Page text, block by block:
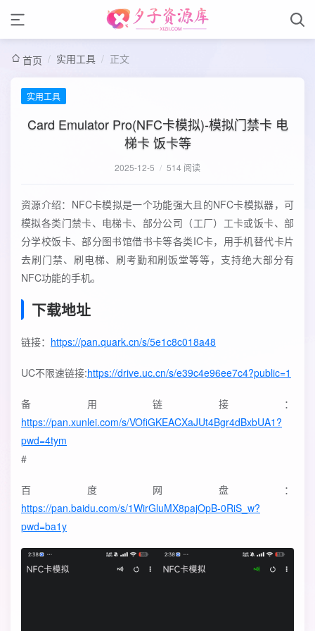
首页 / 实用工具 / 正文
实用工具
Card Emulator Pro(NFC卡模拟)-模拟门禁卡 电
梯卡 饭卡等
2025-12-5 / 514 阅读
资源介绍：NFC卡模拟是一个功能强大且的NFC卡模拟器，可
模拟各类门禁卡、电梯卡、部分公司（工厂）工卡或饭卡、部
分学校饭卡、部分图书馆借书卡等各类IC卡，用手机替代卡片
去刷门禁、刷电梯、刷考勤和刷饭堂等等，支持绝大部分有
NFC功能的手机。
下载地址
链接： https://pan.quark.cn/s/5e1c8c018a48
UC不限速链接:https://drive.uc.cn/s/e39c4e96ee7c4?public=1
备用链接：
https://pan.xunlei.com/s/VOfiGKEACXaJUt4Bgr4dBxbUA1?
pwd=4tym
#
百度网盘：
https://pan.baidu.com/s/1WirGluMX8pajOpB-0RiS_w?
pwd=ba1y